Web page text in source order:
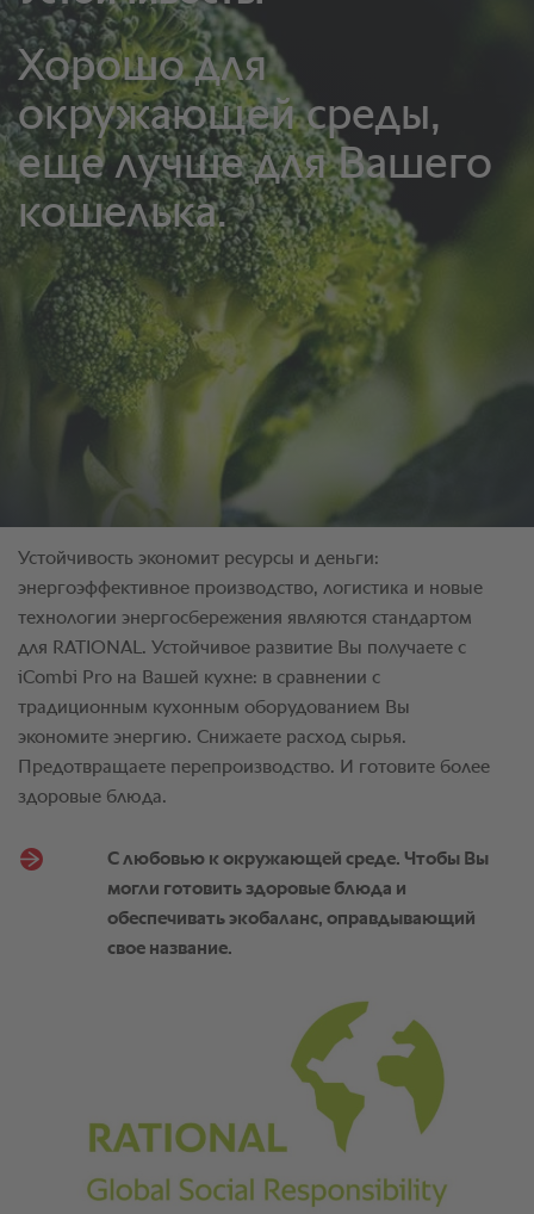
Устойчивость экономит ресурсы и деньги:
энергоэффективное производство, логистика и новые
технологии энергосбережения являются стандартом
для RATIONAL. Устойчивое развитие Вы получаете с
iCombi Pro на Вашей кухне: в сравнении с
традиционным кухонным оборудованием Вы
экономите энергию. Снижаете расход сырья.
Предотвращаете перепроизводство. И готовите более
здоровые блюда.
С любовью к окружающей среде. Чтобы Вы
могли готовить здоровые блюда и
обеспечивать экобаланс, оправдывающий
свое название.